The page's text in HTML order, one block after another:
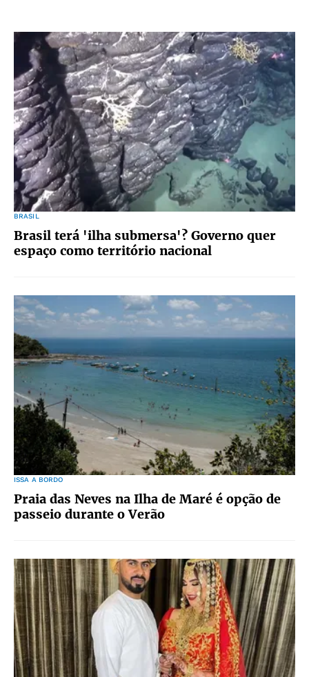
BRASIL
Brasil terá 'ilha submersa'? Governo quer
espaço como território nacional
ISSA A BORDO
Praia das Neves na Ilha de Maré é opção de
passeio durante o Verão